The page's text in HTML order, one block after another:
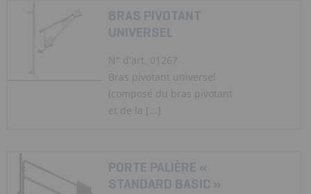
BRAS PIVOTANT
UNIVERSEL
N° d'art. 01267
Bras pivotant universel
(composé du bras pivotant
et de la [...]
PORTE PALIÈRE «
STANDARD BASIC »